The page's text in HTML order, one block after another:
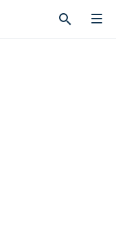
search
search